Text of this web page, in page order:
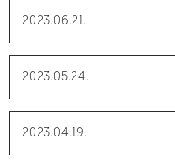
2023.06.21.
2023.05.24.
2023.04.19.